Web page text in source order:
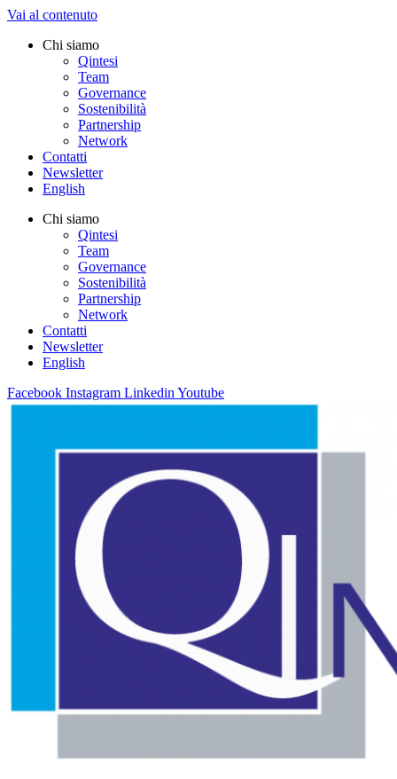
Vai al contenuto
Chi siamo
Qintesi
Team
Governance
Sostenibilità
Partnership
Network
Contatti
Newsletter
English
Chi siamo
Qintesi
Team
Governance
Sostenibilità
Partnership
Network
Contatti
Newsletter
English
Facebook Instagram Linkedin Youtube